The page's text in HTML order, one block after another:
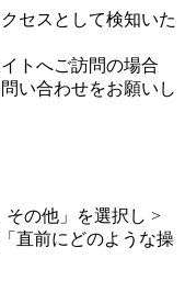
セスとして検知いた
トへご訪問の場合
い合わせをお願いし
その他」を選択し >
直前にどのような操